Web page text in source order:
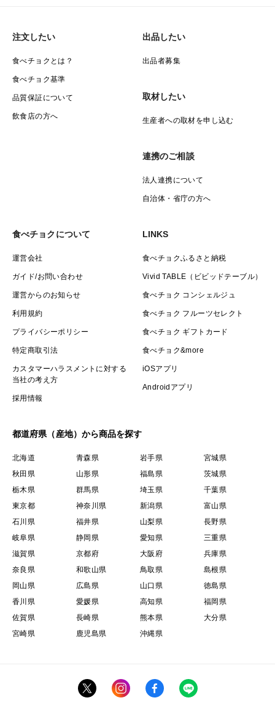
注文したい
食べチョクとは？
食べチョク基準
品質保証について
飲食店の方へ
出品したい
出品者募集
取材したい
生産者への取材を申し込む
連携のご相談
法人連携について
自治体・省庁の方へ
食べチョクについて
運営会社
ガイド/お問い合わせ
運営からのお知らせ
利用規約
プライバシーポリシー
特定商取引法
カスタマーハラスメントに対する
当社の考え方
採用情報
LINKS
食べチョクふるさと納税
Vivid TABLE（ビビッドテーブル）
食べチョク コンシェルジュ
食べチョク フルーツセレクト
食べチョク ギフトカード
食べチョク&more
iOSアプリ
Androidアプリ
都道府県（産地）から商品を探す
北海道 青森県 岩手県
宮城県
秋田県
山形県 福島県
茨城県
栃木県
群馬県 埼玉県
千葉県
東京都
神奈川県 新潟県
富山県
石川県
福井県 山梨県
長野県
岐阜県
静岡県 愛知県
三重県
滋賀県
京都府 大阪府
兵庫県
奈良県
和歌山県 鳥取県
島根県
岡山県
広島県 山口県
徳島県
香川県
愛媛県 高知県
福岡県
佐賀県
長崎県 熊本県
大分県
宮崎県
鹿児島県 沖縄県